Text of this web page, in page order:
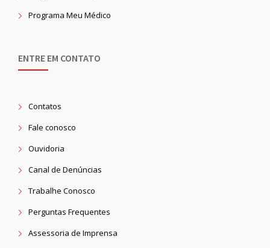
Programa Meu Médico
ENTRE EM CONTATO
Contatos
Fale conosco
Ouvidoria
Canal de Denúncias
Trabalhe Conosco
Perguntas Frequentes
Assessoria de Imprensa